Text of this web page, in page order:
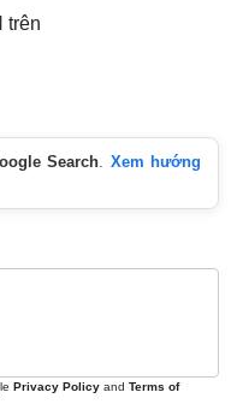
trên
Search. Xem hướng
Privacy Policy and Terms of